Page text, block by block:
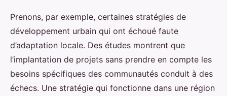
Prenons, par exemple, certaines stratégies de
développement urbain qui ont échoué faute
d’adaptation locale. Des études montrent que
l’implantation de projets sans prendre en compte les
besoins spécifiques des communautés conduit à des
échecs. Une stratégie qui fonctionne dans une région